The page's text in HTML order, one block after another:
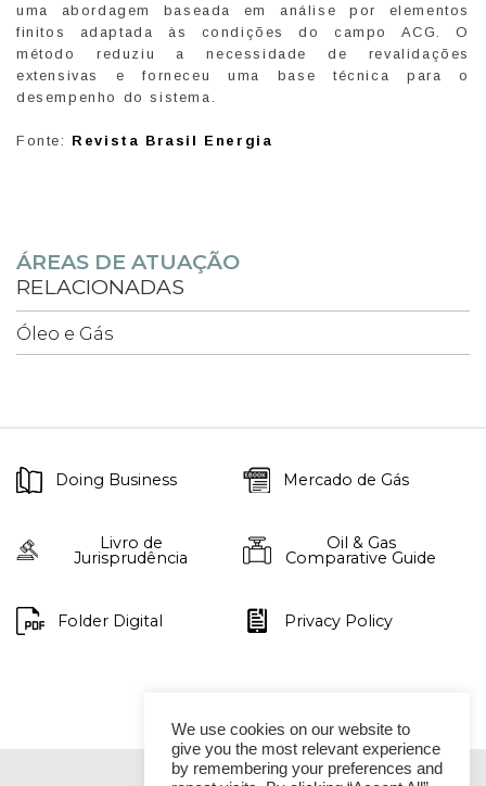
uma abordagem baseada em análise por elementos
finitos adaptada às condições do campo ACG. O
método reduziu a necessidade de revalidações
extensivas e forneceu uma base técnica para o
desempenho do sistema.
Fonte: Revista Brasil Energia
ÁREAS DE ATUAÇÃO
RELACIONADAS
Óleo e Gás
Doing Business Mercado de Gás
Livro de
Jurisprudência
Oil & Gas
Comparative Guide
Folder Digital Privacy Policy
We use cookies on our website to
give you the most relevant experience
by remembering your preferences and